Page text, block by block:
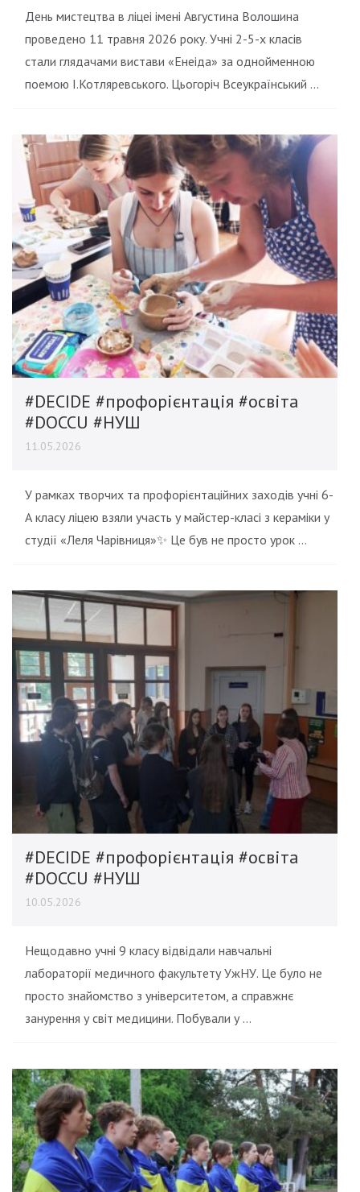
День мистецтва в ліцеі імені Августина Волошина
проведено 11 травня 2026 року. Учні 2-5-х класів
стали глядачами вистави «Енеіда» за однойменною
поемою І.Котляревського. Цьогоріч Всеукраїнський …
#DECIDE #профорієнтація #освіта
#DOCCU #НУШ
11.05.2026
У рамках творчих та профорієнтаційних заходів учні 6-
А класу ліцею взяли участь у майстер-класі з кераміки у
студії «Леля Чарівниця»✨ Це був не просто урок …
#DECIDE #профорієнтація #освіта
#DOCCU #НУШ
10.05.2026
Нещодавно учні 9 класу відвідали навчальні
лабораторії медичного факультету УжНУ. Це було не
просто знайомство з університетом, а справжнє
занурення у світ медицини. Побували у …